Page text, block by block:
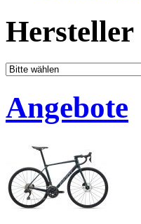
Hersteller
Angebote